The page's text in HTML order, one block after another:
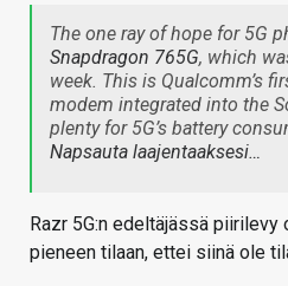
The one ray of hope for 5G
Snapdragon 765G, which
week. This is Qualcomm’s
modem integrated into the
plenty for 5G’s battery
Napsauta laajentaaksesi…
Razr 5G:n edeltäjässä piirilevy
pieneen tilaan, ettei siinä ole